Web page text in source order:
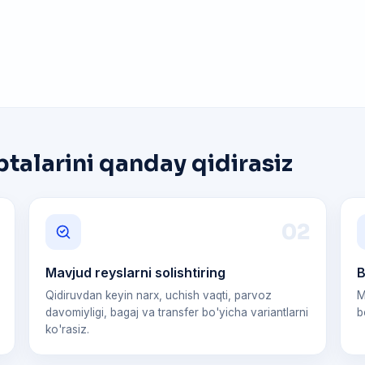
qanday qidirasiz
02
Mavjud reyslarni solishtiring
Qidiruvdan keyin narx, uchish vaqti, parvoz
davomiyligi, bagaj va transfer bo'yicha variantlarni
ko'rasiz.